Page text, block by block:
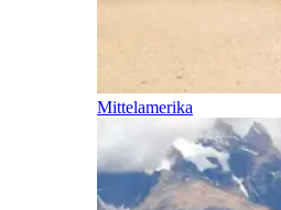
Mittelamerika